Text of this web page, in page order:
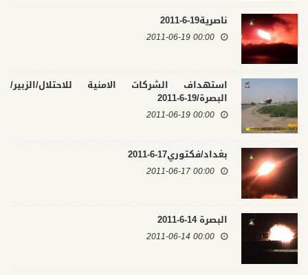
ناصرية19-6-2011
00:00 2011-06-19
استهداف الشركات الامنية للاحتلال/الزبير/
البصرة/19-6-2011
00:00 2011-06-19
بغداد/فكتوري17-6-2011
00:00 2011-06-17
البصرة 14-6-2011
00:00 2011-06-14